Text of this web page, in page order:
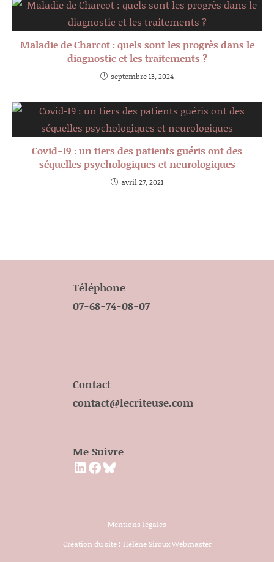
Maladie de Charcot : quels sont les progrès dans le
diagnostic et les traitements ?
septembre 13, 2024
Covid-19 : un tiers des patients guéris ont des
séquelles psychologiques et neurologiques
avril 27, 2021
Téléphone
07-68-74-08-07
Contact
contact@lecriteuse.com
Me Suivre
LinkedIn
Facebook
Bluesky
Mentions légales
Création du site : Hélène Siroux Webmaster